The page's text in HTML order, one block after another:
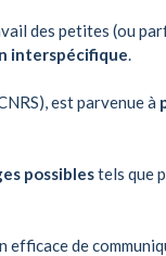
des petites (ou
interspécifique.
est parvenue à
possiblestels que
de